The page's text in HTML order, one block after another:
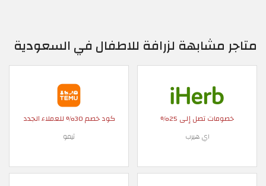
متاجر مشابهة لزرافة للاطفال في السعودية
خصومات تصل إلى 25%
اي هيرب
كود خصم 30% للعملاء الجدد
تيمو